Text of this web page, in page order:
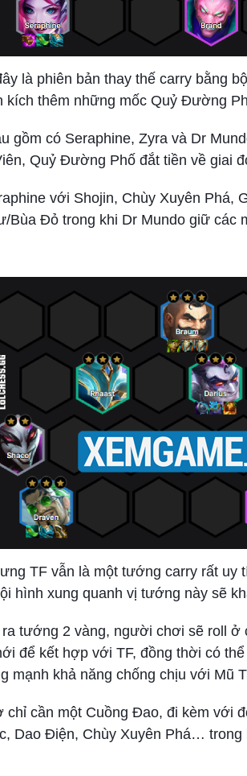
là phiên bản thay thế carry bằng
kích thêm những mốc Quỷ Đường
gồm có Seraphine, Zyra và Dr
Quỷ Đường Phố đắt tiền về giai
với Shojin, Chùy Xuyên Phá,
Đỏ trong khi Dr Mundo giữ các
TF vẫn là một tướng carry rất uy
hình xung quanh vị tướng này sẽ
tướng 2 vàng, người chơi sẽ roll ở
để kết hợp với TF, đồng thời có
mạnh khả năng chống chịu với Mũ
chỉ cần một Cuồng Đao, đi kèm với
Dao Điện, Chùy Xuyên Phá…